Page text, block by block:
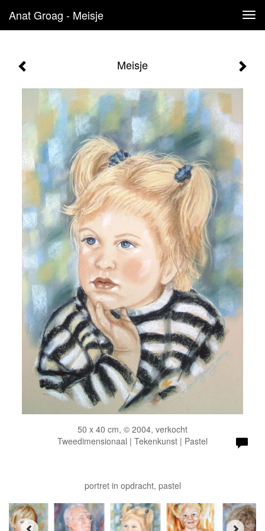
Anat Groag - Meisje
Meisje
50 x 40 cm, © 2004, verkocht
Tweedimensionaal | Tekenkunst | Pastel
portret in opdracht, pastel